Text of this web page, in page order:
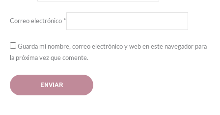
Correo electrónico *
Guarda mi nombre, correo electrónico y web en este navegador para
la próxima vez que comente.